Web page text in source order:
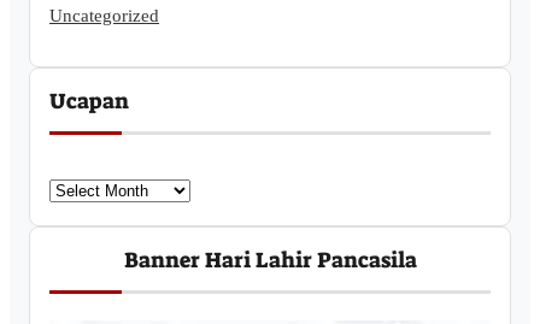
Uncategorized
Ucapan
U
c
a
Banner Hari Lahir Pancasila